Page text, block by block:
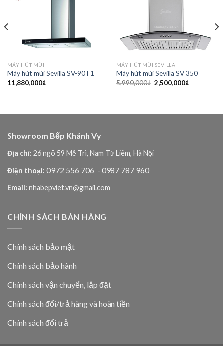
MÁY HÚT MÙI
Máy hút mùi Sevilla SV-90T1
11,880,000₫
MÁY HÚT MÙI SEVILLA
Máy hút mùi Sevilla SV 350
5,990,000₫ Giá
gốc
2,500,000₫Giá
Showroom Bếp Khánh Vy
Địa chỉ: 26 ngõ 59 Mễ Trì, Nam Từ Liêm, Hà Nội
Điện thoại: 0972 556 706 - 0987 787 960
Email: nhabepviet.vn@gmail.com
CHÍNH SÁCH BÁN HÀNG
Chính sách bảo mật
Chính sách bảo hành
Chính sách vận chuyển, lắp đặt
Chính sách đổi/trả hàng và hoàn tiền
Chính sách đổi trả